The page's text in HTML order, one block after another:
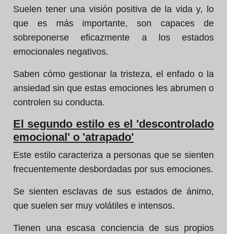
Suelen tener una visión positiva de la vida y, lo
que es más importante, son capaces de
sobreponerse eficazmente a los estados
emocionales negativos.
Saben cómo gestionar la tristeza, el enfado o la
ansiedad sin que estas emociones les abrumen o
controlen su conducta.
El segundo estilo es el 'descontrolado
emocional' o 'atrapado'
Este estilo caracteriza a personas que se sienten
frecuentemente desbordadas por sus emociones.
Se sienten esclavas de sus estados de ánimo,
que suelen ser muy volátiles e intensos.
Tienen una escasa conciencia de sus propios